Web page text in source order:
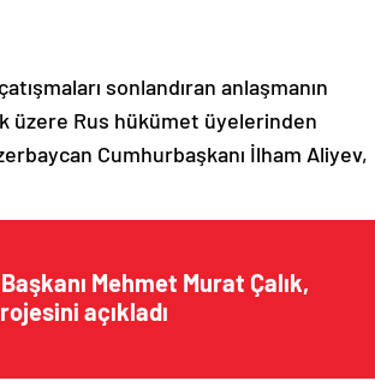
sonlandıran anlaşmanın
üzere Rus hükümet üyelerinden
Cumhurbaşkanı İlham Aliyev,
Mehmet Murat Çalık,
açıkladı